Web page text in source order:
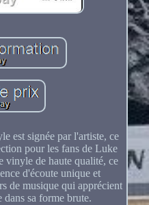
est signée par l'artiste, ce
pour les fans de Luke
vinyle de haute qualité, ce
d'écoute unique et
de musique qui apprécient
dans sa forme brute.